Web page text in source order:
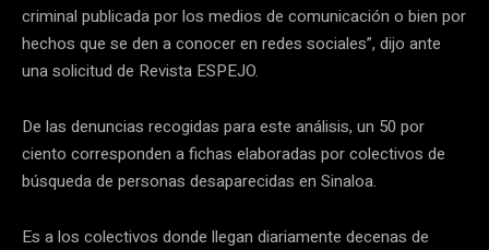
criminal publicada por los medios de comunicación o bien por
hechos que se den a conocer en redes sociales”, dijo ante
una solicitud de Revista ESPEJO.
De las denuncias recogidas para este análisis, un 50 por
ciento corresponden a fichas elaboradas por colectivos de
búsqueda de personas desaparecidas en Sinaloa.
Es a los colectivos donde llegan diariamente decenas de